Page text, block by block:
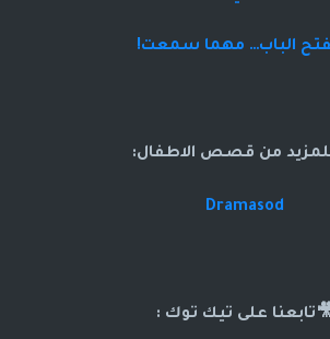
الباب… مهما سمعت!
من قصص الاطفال:
Dramasod
على تيك توك :